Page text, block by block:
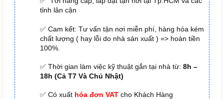
tỉnh lân cận
✅ Cam kết: Tư vấn tận nơi miễn phí, hàng hóa kém
chất lượng ( hay lỗi do nhà sản xuất ) => hoàn tiền
100%.
✅ Thời gian làm việc kỹ thuật gắn tại nhà từ: 8h –
18h (Cả T7 Và Chủ Nhật)
✅ Có xuất hóa đơn VAT cho Khách Hàng